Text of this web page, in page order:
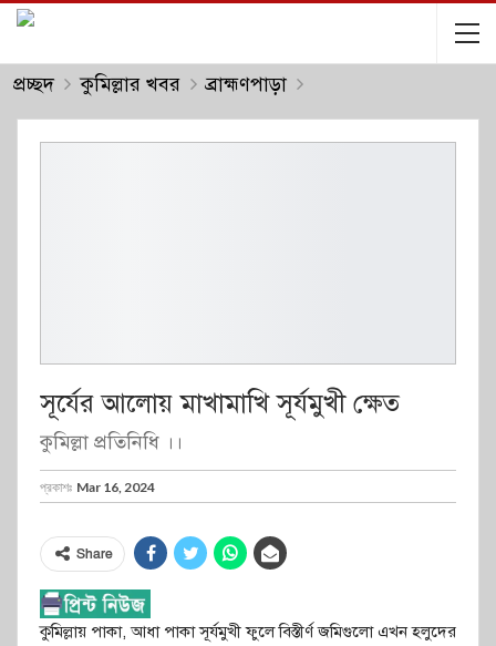
প্রচ্ছদ কুমিল্লার খবর ব্রাহ্মণপাড়া
সূর্যের আলোয় মাখামাখি সূর্যমুখী ক্ষেত
কুমিল্লা প্রতিনিধি ।।
প্রকাশঃ Mar 16, 2024
Share
কুমিল্লায় পাকা, আধা পাকা সূর্যমুখী ফুলে বিস্তীর্ণ জমিগুলো এখন হলুদের